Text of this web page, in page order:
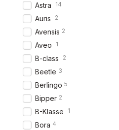
Astra 14
Auris 2
Avensis 2
Aveo 1
B-class 2
Beetle 3
Berlingo 5
Bipper 2
B-Klasse 1
Bora 4